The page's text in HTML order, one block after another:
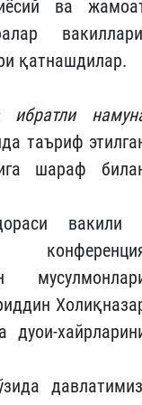
ва
қатнашдилар.
ибратли
таъриф
шараф
вакили
дуои-